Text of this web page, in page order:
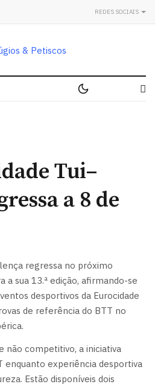
REDES SOCIAIS
Tui–
a 8 de
regressa no próximo
a sua 13.ª edição, afirmando-se
desportivos da Eurocidade
de referência do BTT no
não competitivo, a iniciativa
enquanto experiência desportiva
Estão disponíveis dois